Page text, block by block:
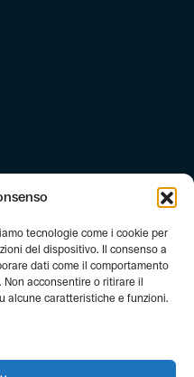
tecnologie come i cookie per
del dispositivo. Il consenso a
dati come il comportamento
acconsentire o ritirare il
alcune caratteristiche e funzioni.